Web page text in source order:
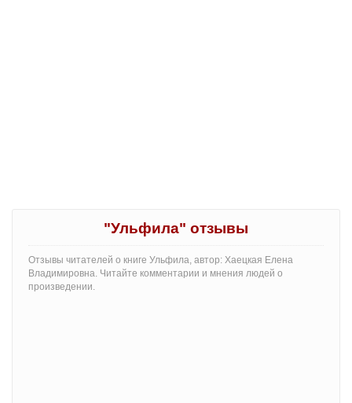
"Ульфила" отзывы
Отзывы читателей о книге Ульфила, автор: Хаецкая Елена
Владимировна. Читайте комментарии и мнения людей о
произведении.